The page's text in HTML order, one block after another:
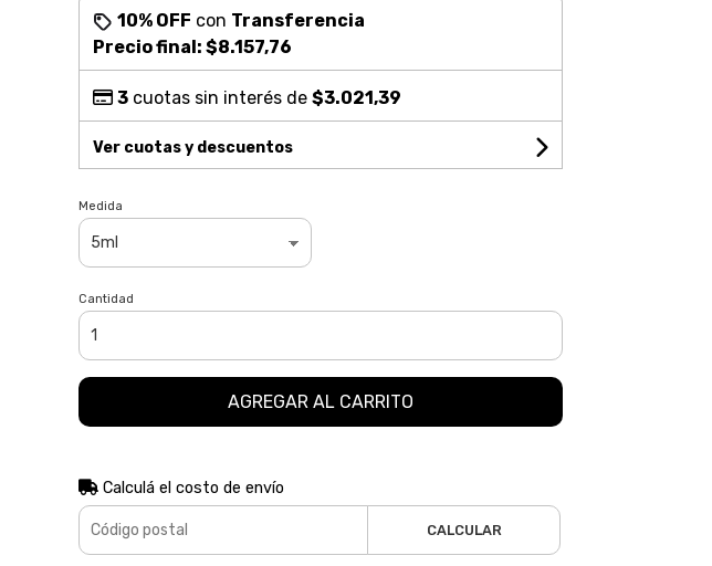
10% OFF con Transferencia
Precio final: $8.157,76
3cuotas sin interés de $3.021,39
Ver cuotas y descuentos
Medida
Cantidad
AGREGAR AL CARRITO
Calculá el costo de envío
CALCULAR